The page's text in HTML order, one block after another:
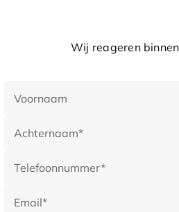
Wij reageren